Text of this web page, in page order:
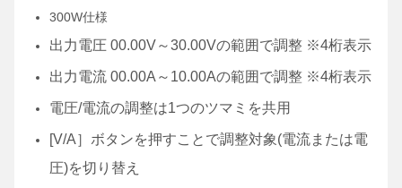
300W仕様
出力電圧 00.00V～30.00Vの範囲で調整 ※4桁表示
出力電流 00.00A～10.00Aの範囲で調整 ※4桁表示
電圧/電流の調整は1つのツマミを共用
[V/A］ボタンを押すことで調整対象(電流または電
圧)を切り替え